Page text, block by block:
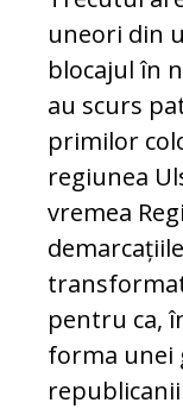
uneori din
blocajul în
au scurs
primilor
regiunea
vremea
pentru ca,
forma unei